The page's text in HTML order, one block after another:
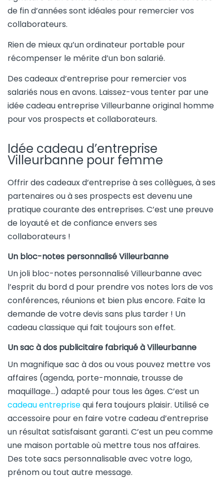
de fin d’années sont idéales pour remercier vos
collaborateurs.
Rien de mieux qu’un ordinateur portable pour
récompenser le mérite d’un bon salarié.
Des cadeaux d’entreprise pour remercier vos
salariés nous en avons. Laissez-vous tenter par une
idée cadeau entreprise Villeurbanne original homme
pour vos prospects et collaborateurs.
Idée cadeau d’entreprise
Villeurbanne pour femme
Offrir des cadeaux d’entreprise à ses collègues, à ses
partenaires ou à ses prospects est devenu une
pratique courante des entreprises. C’est une preuve
de loyauté et de confiance envers ses
collaborateurs !
Un bloc-notes personnalisé Villeurbanne
Un joli bloc-notes personnalisé Villeurbanne avec
l’esprit du bord d pour prendre vos notes lors de vos
conférences, réunions et bien plus encore. Faite la
demande de votre devis sans plus tarder ! Un
cadeau classique qui fait toujours son effet.
Un sac à dos publicitaire fabriqué à Villeurbanne
Un magnifique sac à dos ou vous pouvez mettre vos
affaires (agenda, porte-monnaie, trousse de
maquillage…) adapté pour tous les âges. C’est un
cadeau entreprisequi fera toujours plaisir. Utilisé ce
accessoire pour en faire votre cadeau d’entreprise
un résultat satisfaisant garanti. C’est un peu comme
une maison portable où mettre tous nos affaires.
Des tote sacs personnalisable avec votre logo,
prénom ou tout autre message.